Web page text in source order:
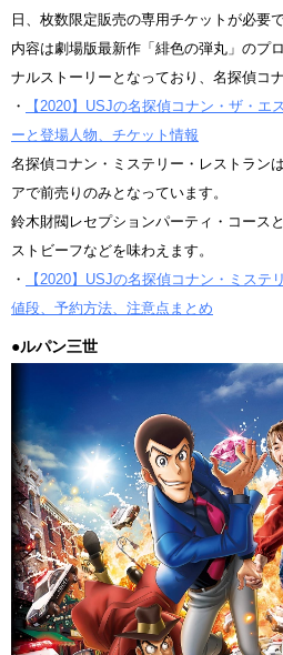
日、枚数限定販売の専用チケットが必要で
内容は劇場版最新作「緋色の弾丸」のプ
ナルストーリーとなっており、名探偵コ
・
【2020】USJの名探偵コナン・ザ・エ
ーと登場人物、チケット情報
名探偵コナン・ミステリー・レストラン
アで前売りのみとなっています。
鈴木財閥レセプションパーティ・コース
ストビーフなどを味わえます。
・
【2020】USJの名探偵コナン・ミステ
値段、予約方法、注意点まとめ
●ルパン三世